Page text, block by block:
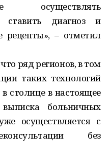
осуществлять
ставить диагноз и
рецепты», – отметил
ряд регионов, в том
таких технологий
столице в настоящее
больничных
осуществляется с
без